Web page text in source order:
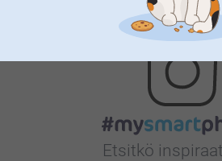
Bonusta kaikista
Etsitkö